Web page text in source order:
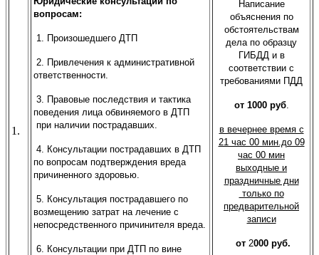
1.
вопросам:
1. Произошедшего ДТП
2. Привлечения к административной
ответственности.
3. Правовые последствия и тактика
поведения лица обвиняемого в ДТП
при наличии пострадавших.
4. Консультации пострадавших в ДТП
по вопросам подтверждения вреда
причиненного здоровью.
5. Консультация пострадавшего по
возмещению затрат на лечение с
непосредственного причинителя вреда.
6. Консультации при ДТП по вине
Написание
объяснения по
обстоятельствам
дела по образцу
ГИБДД и в
соответствии с
требованиями ПДД
от 1000 руб.
в вечернее время с
21 час 00 мин.до 09
час 00 мин
выходные и
праздничные дни
только по
предварительной
записи
от2000 руб.